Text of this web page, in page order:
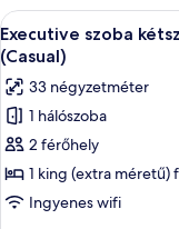
(Studio)
további
részletei
A
következő
szoba
összes
képének
megtekintése:
Executive
szoba
4
Executive szoba
(Casual)
33 négyzetméter
1 hálószoba
2 férőhely
1 king (extra méretű)
Ingyenes wifi